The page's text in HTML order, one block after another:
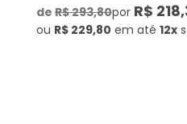
de R$ 293,80por R$
ou R$ 229,80 em até 12x